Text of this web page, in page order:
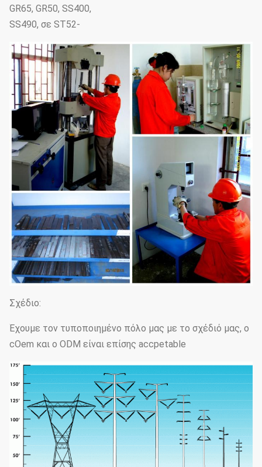
GR65, GR50, SS400,
SS490, σε ST52-
Σχέδιο:
Έχουμε τον τυποποιημένο πόλο μας με το σχέδιό μας, ο
cOem και ο ODM είναι επίσης accpetable